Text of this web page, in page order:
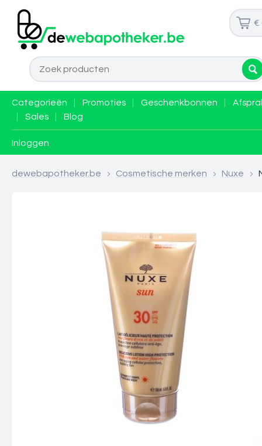
€
Categorieën Promoties Geschenkbonnen
Sales Blog
Inloggen
dewebapotheker.be > Cosmetische merken > Nuxe >